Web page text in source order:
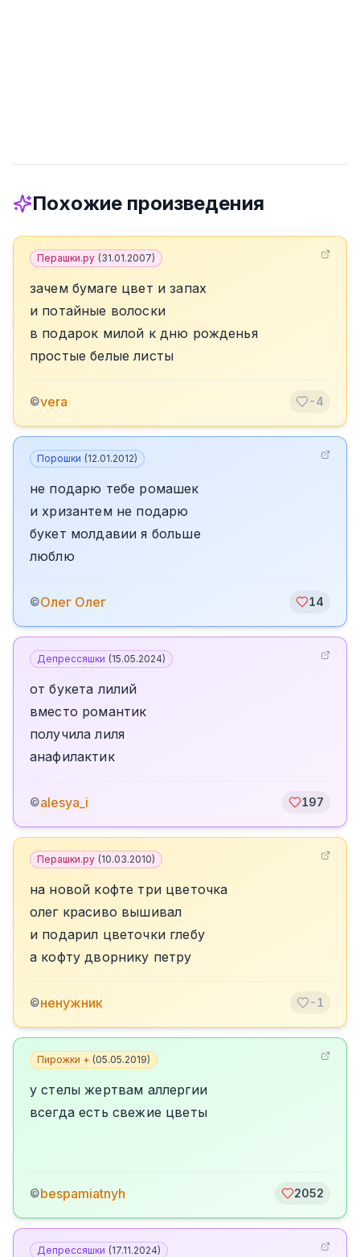
Похожие произведения
Перашки.ру (31.01.2007)
зачем бумаге цвет и запах
и потайные волоски
в подарок милой к дню рожденья
простые белые листы
©vera -4
Порошки (12.01.2012)
не подарю тебе ромашек
и хризантем не подарю
букет молдавии я больше
люблю
©Олег Олег 14
Депрессяшки (15.05.2024)
от букета лилий
вместо романтик
получила лиля
анафилактик
©alesya_i 197
Перашки.ру (10.03.2010)
на новой кофте три цветочка
олег красиво вышивал
и подарил цветочки глебу
а кофту дворнику петру
©ненужник -1
Пирожки + (05.05.2019)
у стелы жертвам аллергии
всегда есть свежие цветы
©bespamiatnyh 2052
Депрессяшки (17.11.2024)